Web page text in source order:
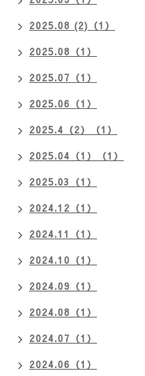
2025.08 (2)（1）
2025.08（1）
2025.07（1）
2025.06（1）
2025.4（2）（1）
2025.04（1）（1）
2025.03（1）
2024.12（1）
2024.11（1）
2024.10（1）
2024.09（1）
2024.08（1）
2024.07（1）
2024.06（1）